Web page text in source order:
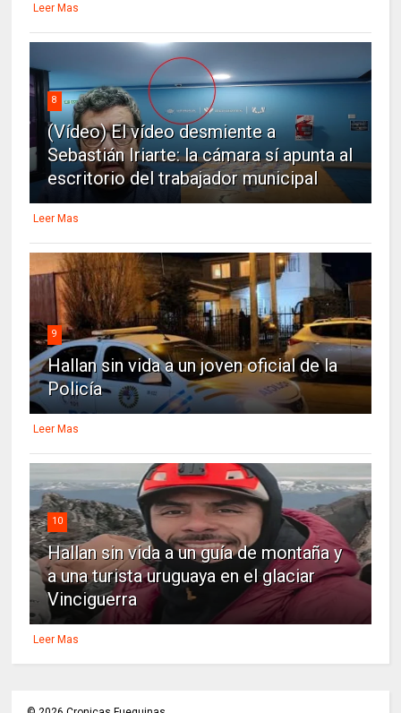
Leer Mas
8
(Vídeo) El vídeo desmiente a
Sebastián Iriarte: la cámara sí apunta al
escritorio del trabajador municipal
Leer Mas
9
Hallan sin vida a un joven oficial de la
Policía
Leer Mas
10
Hallan sin vida a un guía de montaña y
a una turista uruguaya en el glaciar
Vinciguerra
Leer Mas